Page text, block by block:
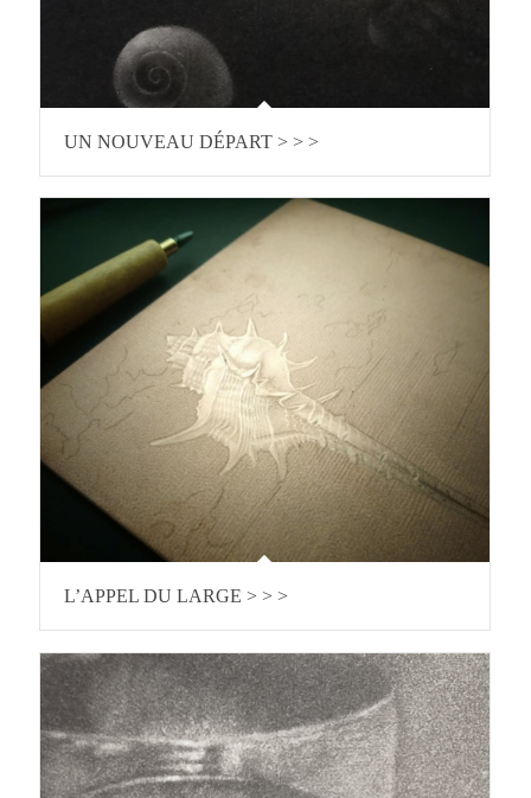
UN NOUVEAU DÉPART > > >
L’APPEL DU LARGE > > >